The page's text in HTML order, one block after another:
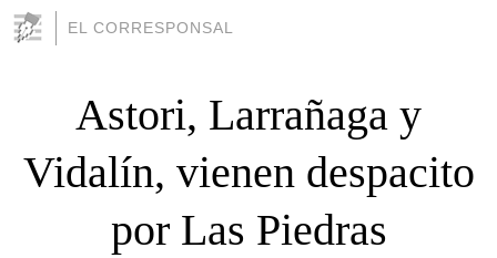
EL CORRESPONSAL
Astori, Larrañaga y
Vidalín, vienen despacito
por Las Piedras